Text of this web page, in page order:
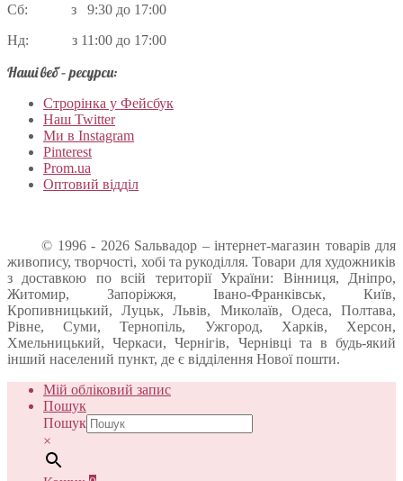
Сб: з 9:30 до 17:00
Нд: з 11:00 до 17:00
Наші веб – ресурси:
Строрінка у Фейсбук
Наш Twitter
Ми в Instagram
Pinterest
Prom.ua
Оптовий відділ
© 1996 - 2026 Sальвадор – інтернет-магазин товарів для
живопису, творчості, хобі та рукоділля. Товари для художників
з доставкою по всій території України: Вінниця, Дніпро,
Житомир, Запоріжжя, Івано-Франківськ, Київ,
Кропивницький, Луцьк, Львів, Миколаїв, Одеса, Полтава,
Рівне, Суми, Тернопіль, Ужгород, Харків, Херсон,
Хмельницький, Черкаси, Чернігів, Чернівці та в будь-який
інший населений пункт, де є відділення Нової пошти.
Мій обліковий запис
Пошук
Пошук
×